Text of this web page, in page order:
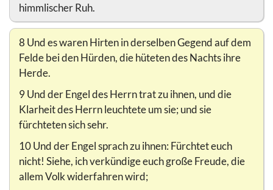
himmlischer Ruh.
8 Und es waren Hirten in derselben Gegend auf dem
Felde bei den Hürden, die hüteten des Nachts ihre
Herde.
9 Und der Engel des Herrn trat zu ihnen, und die
Klarheit des Herrn leuchtete um sie; und sie
fürchteten sich sehr.
10 Und der Engel sprach zu ihnen: Fürchtet euch
nicht! Siehe, ich verkündige euch große Freude, die
allem Volk widerfahren wird;